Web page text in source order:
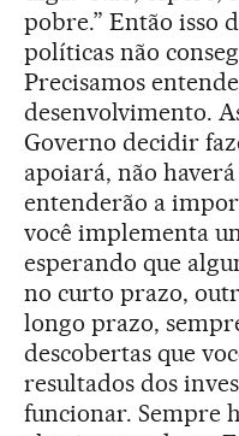
pobre.” Então isso
políticas não
Precisamos
desenvolvimento.
Governo decidir
apoiará, não
entenderão a
você implementa
esperando que
no curto prazo,
longo prazo,
descobertas que
resultados dos
funcionar. Sempre